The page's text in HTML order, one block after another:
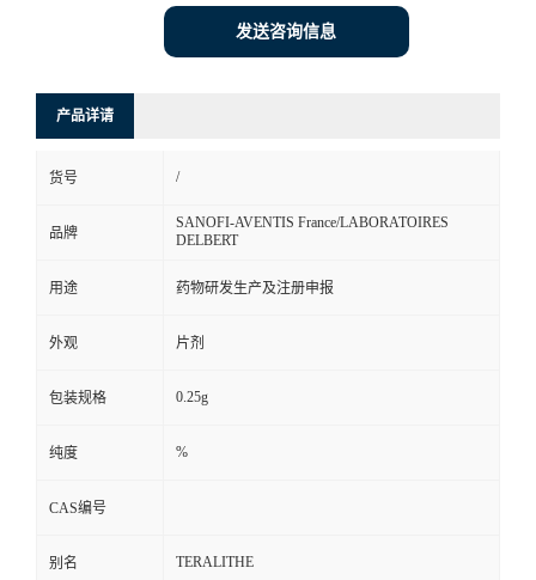
系
方
式
发送咨询信息
产品详请
货号 /
品牌
SANOFI-AVENTIS France/LABORATOIRES
DELBERT
用途 药物研发生产及注册申报
外观 片剂
包装规格 0.25g
纯度 %
CAS编号
别名 TERALITHE